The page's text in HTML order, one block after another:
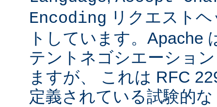
Encoding リクエスト
トしています。Apache
テントネゴシエーショ
ますが、 これは RFC
定義されている試験的